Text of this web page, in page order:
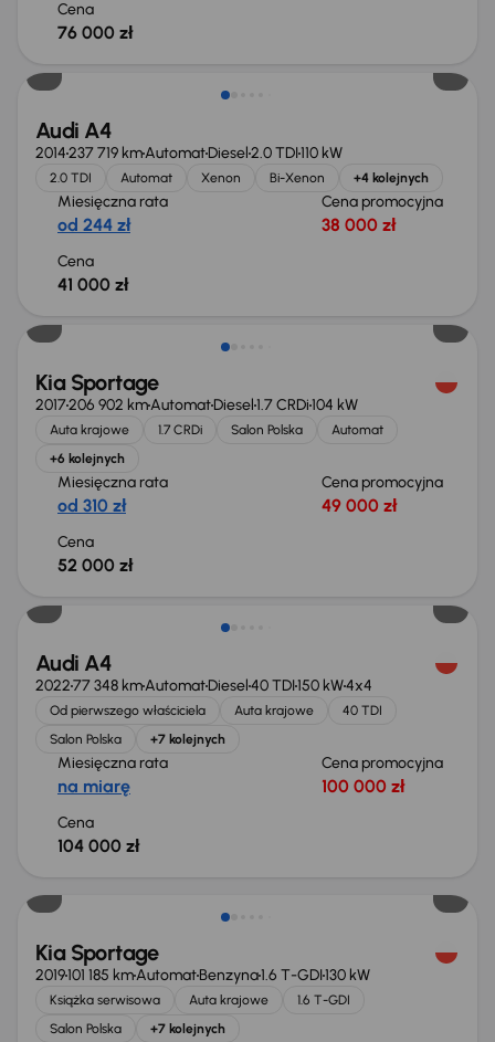
Cena
76 000 zł
Audi A4
2014237 719 kmAutomatDiesel2.0 TDI110 kW
2.0 TDI Automat Xenon Bi-Xenon +4 kolejnych
Miesięczna rata
od 244 zł
Cena promocyjna
38 000 zł
Cena
41 000 zł
Kia Sportage
2017206 902 kmAutomatDiesel1.7 CRDi104 kW
Auta krajowe 1.7 CRDi Salon Polska
Automat
+6 kolejnych
Miesięczna rata
od 310 zł
Cena promocyjna
49 000 zł
Cena
52 000 zł
Możliwość odliczenia VAT
Audi A4
202277 348 kmAutomatDiesel40 TDI150 kW4x4
Od pierwszego właściciela Auta krajowe
40 TDI
Salon Polska
+7 kolejnych
Miesięczna rata
na miarę
Cena promocyjna
100 000 zł
Cena
104 000 zł
Kia Sportage
2019101 185 kmAutomatBenzyna1.6 T-GDI130 kW
Książka serwisowa Auta krajowe
1.6 T-GDI
Salon Polska
+7 kolejnych